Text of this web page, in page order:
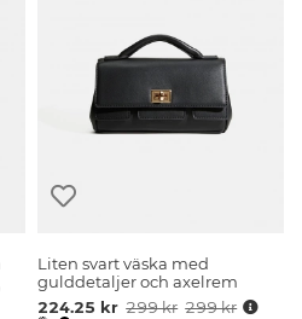
Liten svart väska med
gulddetaljer och axelrem
224.25 kr 299 kr 299 kr